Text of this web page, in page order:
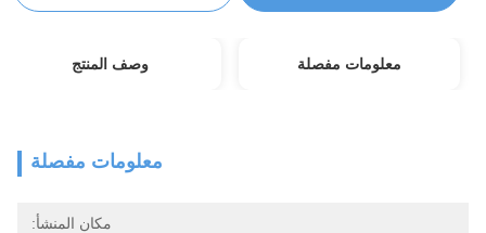
معلومات مفصلة وصف المنتج
معلومات مفصلة
مكان المنشأ: